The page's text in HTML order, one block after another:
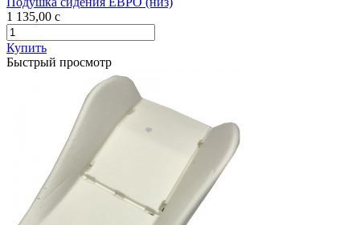
1 135,00 c
Купить
Быстрый просмотр